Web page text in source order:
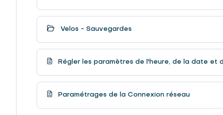
Velos - Sauvegardes
Régler les paramètres de l'heure, de la date et
Paramétrages de la Connexion réseau